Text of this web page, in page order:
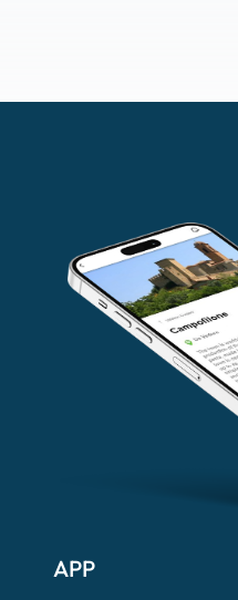
APP